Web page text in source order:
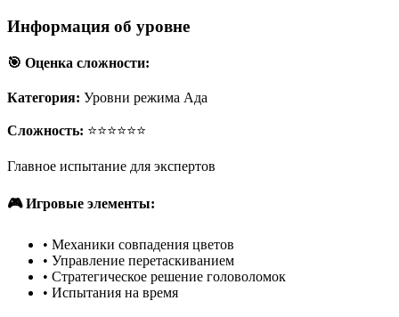
Информация об уровне
🎯 Оценка сложности:
Категория: Уровни режима Ада
Сложность: ⭐⭐⭐⭐⭐⭐
Главное испытание для экспертов
🎮 Игровые элементы:
• Механики совпадения цветов
• Управление перетаскиванием
• Стратегическое решение головоломок
• Испытания на время